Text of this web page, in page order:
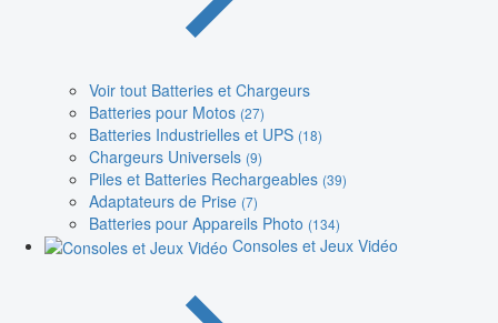
Voir tout Batteries et Chargeurs
Batteries pour Motos (27)
Batteries Industrielles et UPS (18)
Chargeurs Universels (9)
Piles et Batteries Rechargeables (39)
Adaptateurs de Prise (7)
Batteries pour Appareils Photo (134)
Consoles et Jeux Vidéo